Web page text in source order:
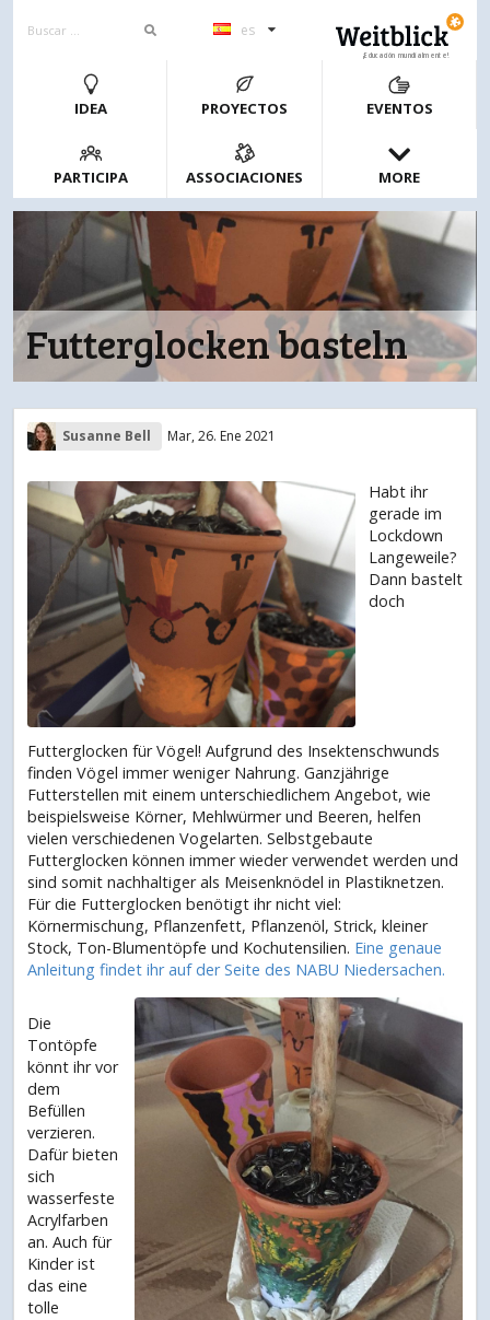
es
¡Educación mundialmente!
IDEA PROYECTOS EVENTOS
PARTICIPA ASSOCIACIONES MORE
Futterglocken basteln
Susanne Bell Mar, 26. Ene 2021
Habt ihr
gerade im
Lockdown
Langeweile?
Dann bastelt
doch
Futterglocken für Vögel! Aufgrund des Insektenschwunds
finden Vögel immer weniger Nahrung. Ganzjährige
Futterstellen mit einem unterschiedlichem Angebot, wie
beispielsweise Körner, Mehlwürmer und Beeren, helfen
vielen verschiedenen Vogelarten. Selbstgebaute
Futterglocken können immer wieder verwendet werden und
sind somit nachhaltiger als Meisenknödel in Plastiknetzen.
Für die Futterglocken benötigt ihr nicht viel:
Körnermischung, Pflanzenfett, Pflanzenöl, Strick, kleiner
Stock, Ton-Blumentöpfe und Kochutensilien. Eine genaue
Anleitung findet ihr auf der Seite des NABU Niedersachen.
Die
Tontöpfe
könnt ihr vor
dem
Befüllen
verzieren.
Dafür bieten
sich
wasserfeste
Acrylfarben
an. Auch für
Kinder ist
das eine
tolle